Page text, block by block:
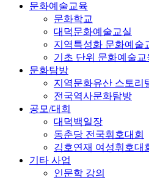
문화예술교육
문화학교
대덕문화예술교실
지역특성화 문화예술
기초 단위 문화예술
문화탐방
지역문화유산 스토리
전국역사문화탐방
공모/대회
대덕백일장
동춘당 전국휘호대회
김호연재 여성휘호대
기타 사업
인문학 강의